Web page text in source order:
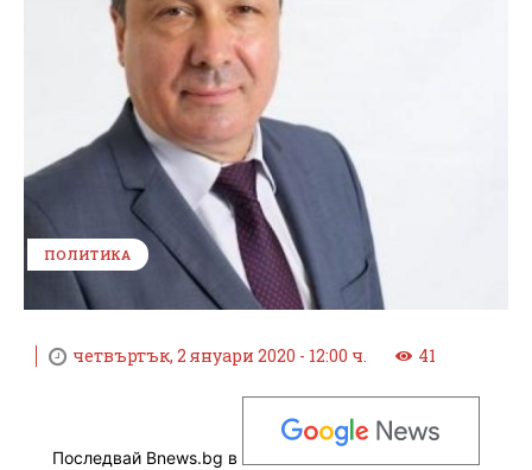
ПОЛИТИКА
четвъртък, 2 януари 2020 - 12:00 ч. 41
Последвай Bnews.bg в